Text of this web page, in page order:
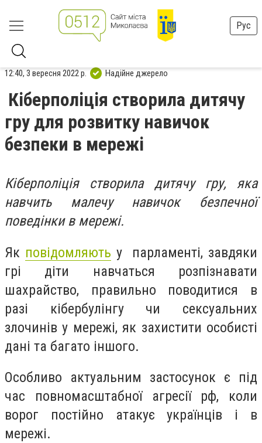
Рус
12:40, 3 вересня 2022 р. Надійне джерело
Кіберполіція створила дитячу
гру для розвитку навичок
безпеки в мережі
Кіберполіція створила дитячу гру, яка
навчить малечу навичок безпечної
поведінки в мережі.
Як повідомляють у парламенті, завдяки
грі діти навчаться розпізнавати
шахрайство, правильно поводитися в
разі кібербулінгу чи сексуальних
злочинів у мережі, як захистити особисті
дані та багато іншого.
Особливо актуальним застосунок є під
час повномасштабної агресії рф, коли
ворог постійно атакує українців і в
мережі.